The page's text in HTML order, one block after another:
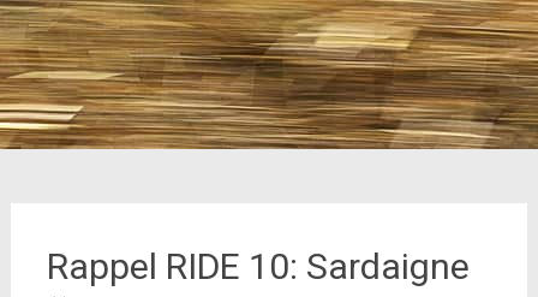
Rappel RIDE 10: Sardaigne